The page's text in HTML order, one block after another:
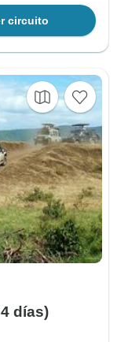
circuito
días)